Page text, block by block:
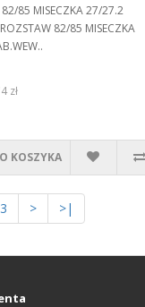
82/85 MISECZKA 27/27.2
82/85 MISECZKA
zł
KOSZYKA
3 > >|